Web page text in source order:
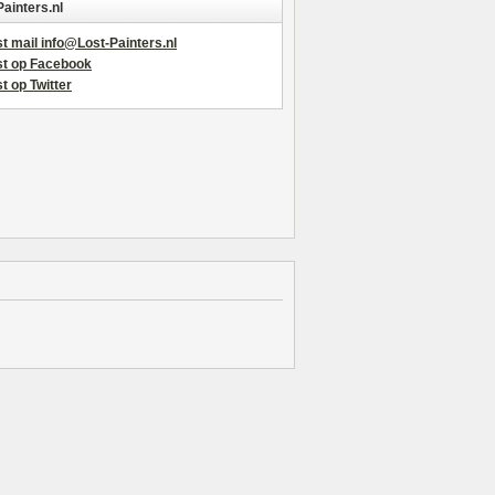
mail info@Lost-Painters.nl
op Facebook
op Twitter